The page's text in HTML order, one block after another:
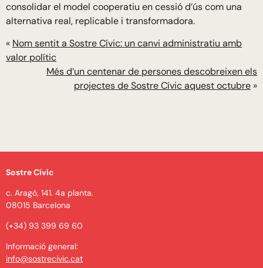
consolidar el model cooperatiu en cessió d’ús com una
alternativa real, replicable i transformadora.
« Nom sentit a Sostre Cívic: un canvi administratiu amb
valor polític
Més d’un centenar de persones descobreixen els
projectes de Sostre Cívic aquest octubre »
Sostre Cívic
c. Aragó, 141. 4a planta.
08015 Barcelona
(+34) 93 399 69 60
Informació general:
info@sostrecivic.cat